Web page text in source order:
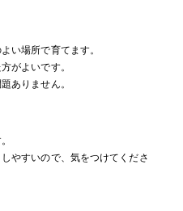
い場所で育てます。
がよいです。
ありません。
やすいので、気をつけてくださ